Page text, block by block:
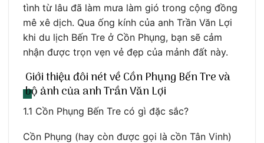
tình từ lâu đã làm mưa làm gió trong cộng đồng
mê xê dịch. Qua ống kính của anh Trần Văn Lợi
khi du lịch Bến Tre ở Cồn Phụng, bạn sẽ cảm
nhận được trọn vẹn vẻ đẹp của mảnh đất này.
Giới thiệu đôi nét về Cồn Phụng Bến Tre và
bộ ảnh của anh Trần Văn Lợi
1.1 Cồn Phụng Bến Tre có gì đặc sắc?
Cồn Phụng (hay còn được gọi là cồn Tân Vinh)